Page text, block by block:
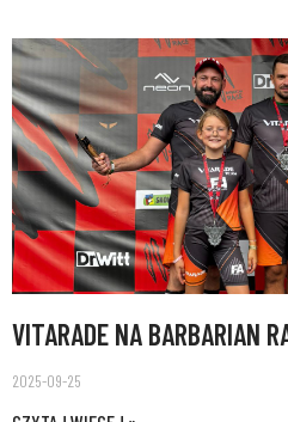
VITARADE NA BARBARIAN
2025-09-25